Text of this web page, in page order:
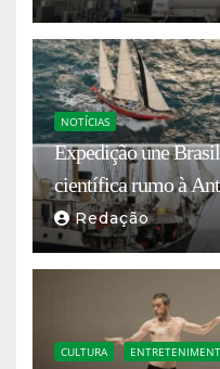
NOTÍCIAS
Expedição une
científica rumo à
Redação
CULTURA